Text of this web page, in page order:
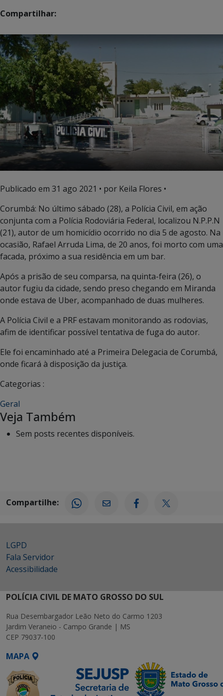
Compartilhar:
Publicado em 31 ago 2021 • por Keila Flores •
Corumbá: No último sábado (28), a Polícia Civil, em ação
conjunta com a Polícia Rodoviária Federal, localizou N.P.P.N
(21), autor de um homicídio ocorrido no dia 5 de agosto. Na
ocasião, Rafael Arruda Lima, de 20 anos, foi morto com uma
facada, próximo a sua residência em um bar.
Após a prisão de seu comparsa, na quinta-feira (26), o
autor fugiu da cidade, sendo preso chegando em Miranda
onde estava de Uber, acompanhado de duas mulheres.
A Polícia Civil e a PRF estavam monitorando as rodovias,
afim de identificar possível tentativa de fuga do autor.
Ele foi encaminhado até a Primeira Delegacia de Corumbá,
onde ficará à disposição da justiça.
Categorias :
Geral
Veja Também
Sem posts recentes disponíveis.
Compartilhe:
LGPD
Fala Servidor
Acessibilidade
POLÍCIA CIVIL DE MATO GROSSO DO SUL
Rua Desembargador Leão Neto do Carmo 1203
Jardim Veraneio - Campo Grande | MS
CEP 79037-100
MAPA